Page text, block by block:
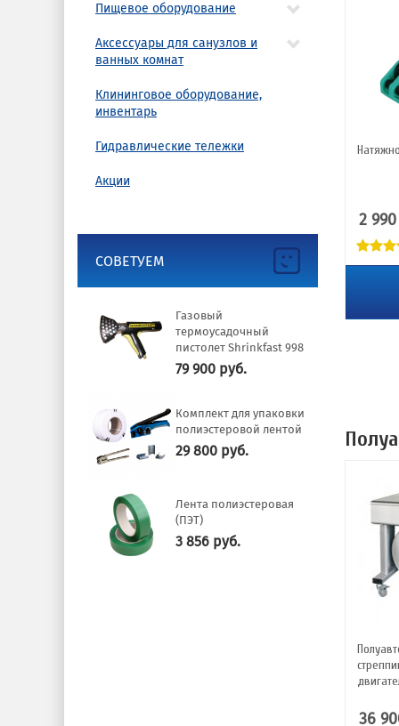
Пищевое оборудование
Аксессуары для санузлов и
ванных комнат
Клининговое оборудование,
инвентарь
Гидравлические тележки
Акции
СОВЕТУЕМ
Газовый
термоусадочный
пистолет Shrinkfast 998
79 900 руб.
Комплект для упаковки
полиэстеровой лентой
29 800 руб.
Лента полиэстеровая
(ПЭТ)
3 856 руб.
2 990
36